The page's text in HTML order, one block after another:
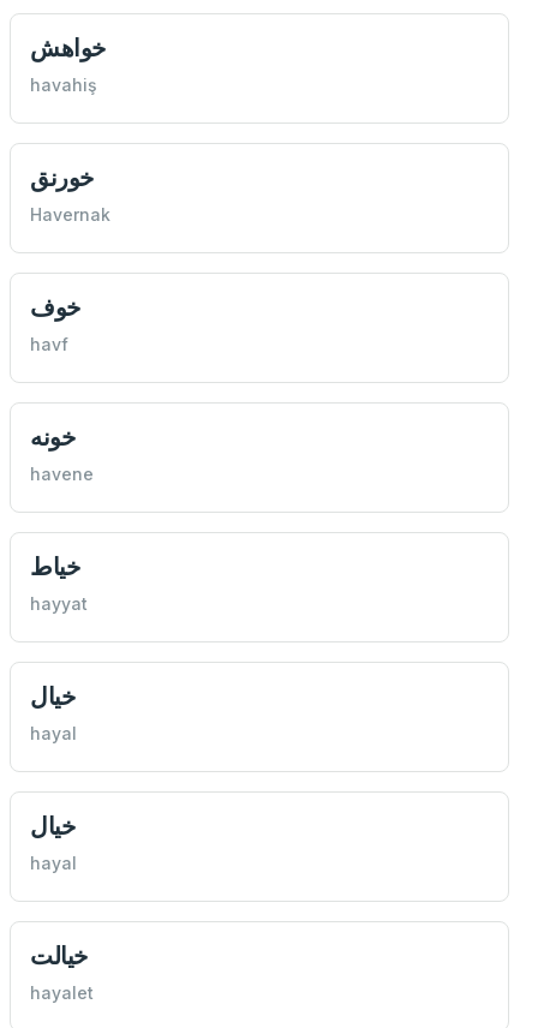
خواهش
havahiş
خورنق
Havernak
خوف
havf
خونه
havene
خياط
hayyat
خيال
hayal
خيال
hayal
خيالت
hayalet